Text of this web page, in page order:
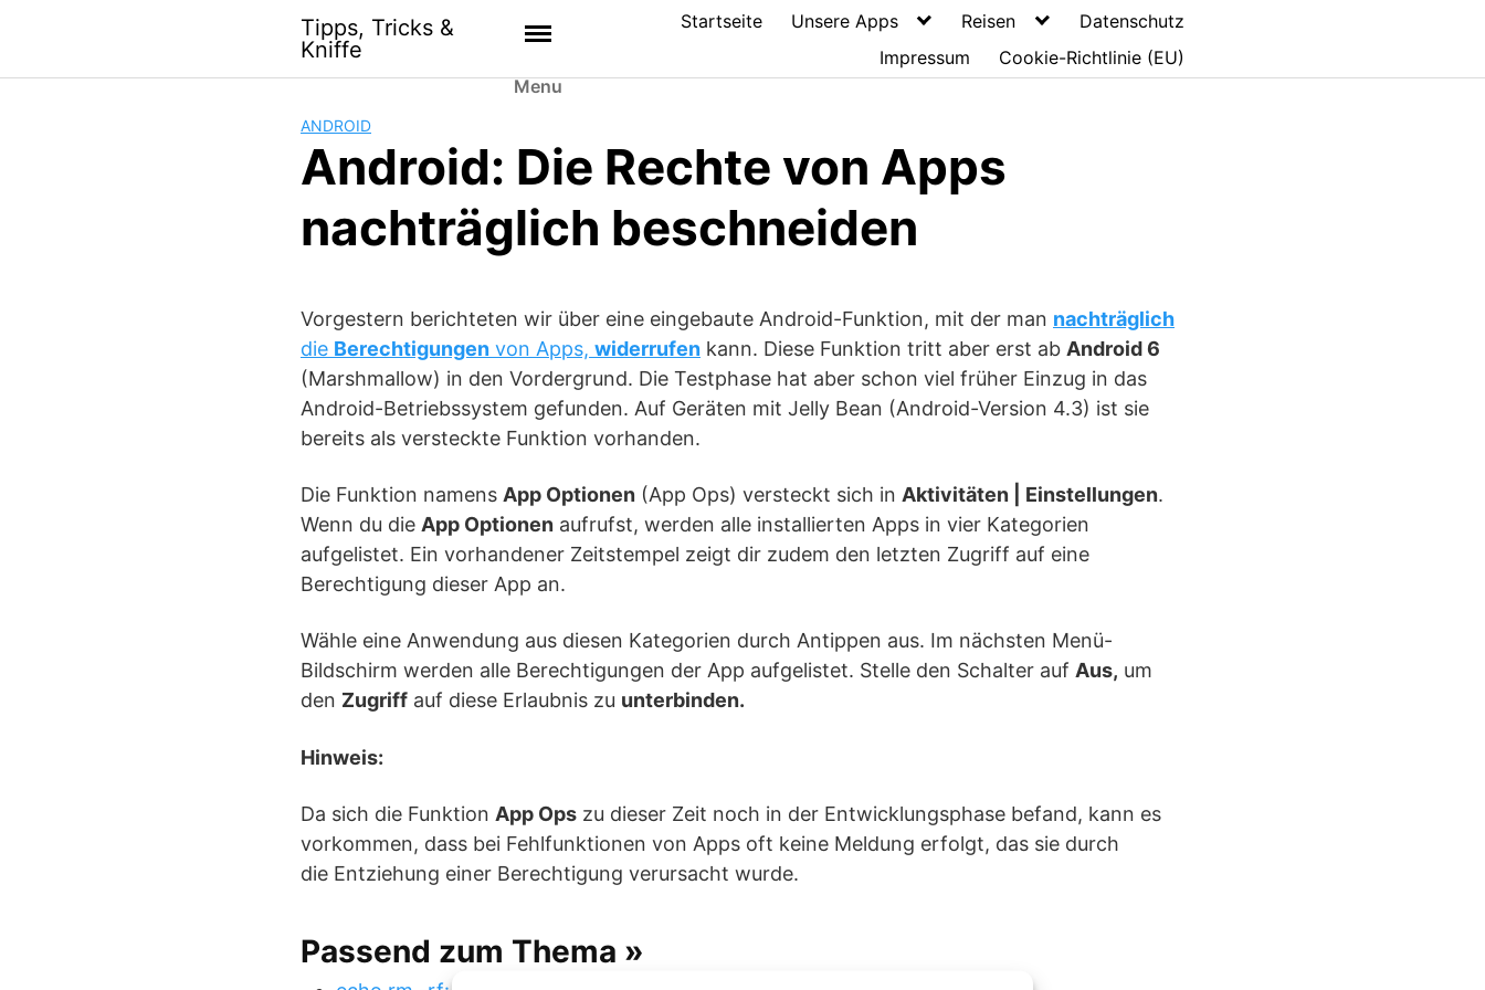
Tipps, Tricks &
Kniffe
Menu
Startseite Unsere Apps Reisen
Datenschutz
Impressum
Cookie-Richtlinie (EU)
ANDROID
Android: Die Rechte von Apps
nachträglich beschneiden
Vorgestern berichteten wir über eine eingebaute Android-Funktion, mit der man nachträglich
die Berechtigungen von Apps, widerrufen kann. Diese Funktion tritt aber erst ab Android 6
(Marshmallow) in den Vordergrund. Die Testphase hat aber schon viel früher Einzug in das
Android-Betriebssystem gefunden. Auf Geräten mit Jelly Bean (Android-Version 4.3) ist sie
bereits als versteckte Funktion vorhanden.
Die Funktion namens App Optionen (App Ops) versteckt sich in Aktivitäten | Einstellungen.
Wenn du die App Optionen aufrufst, werden alle installierten Apps in vier Kategorien
aufgelistet. Ein vorhandener Zeitstempel zeigt dir zudem den letzten Zugriff auf eine
Berechtigung dieser App an.
Wähle eine Anwendung aus diesen Kategorien durch Antippen aus. Im nächsten Menü-
Bildschirm werden alle Berechtigungen der App aufgelistet. Stelle den Schalter auf Aus, um
den Zugriff auf diese Erlaubnis zu unterbinden.
Hinweis:
Da sich die Funktion App Ops zu dieser Zeit noch in der Entwicklungsphase befand, kann es
vorkommen, dass bei Fehlfunktionen von Apps oft keine Meldung erfolgt, das sie durch
die Entziehung einer Berechtigung verursacht wurde.
Passend zum Thema »